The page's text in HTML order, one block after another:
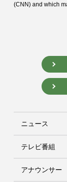
(CNN) and which
ニュース
テレビ番組
アナウンサー